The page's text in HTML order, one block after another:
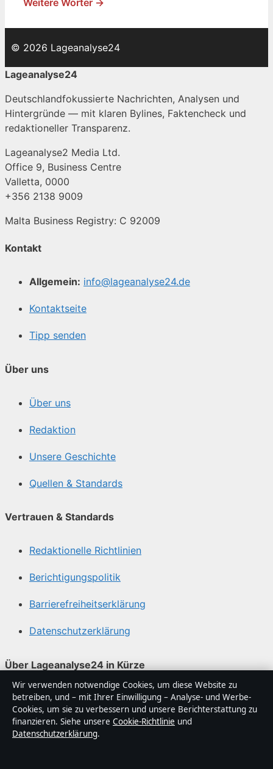
© 2026 Lageanalyse24
Lageanalyse24
Deutschlandfokussierte Nachrichten, Analysen und
Hintergründe — mit klaren Bylines, Faktencheck und
redaktioneller Transparenz.
Lageanalyse2 Media Ltd.
Office 9, Business Centre
Valletta, 0000
+356 2138 9009
Malta Business Registry: C 92009
Kontakt
Allgemein: info@lageanalyse24.de
Kontaktseite
Tipp senden
Über uns
Über uns
Redaktion
Unsere Geschichte
Quellen & Standards
Vertrauen & Standards
Redaktionelle Richtlinien
Berichtigungspolitik
Barrierefreiheitserklärung
Datenschutzerklärung
Über Lageanalyse24 in Kürze
Lageanalyse24 ist ein unabhängiger digitaler
Nachrichtenanbieter mit Fokus auf Politik, Wirtschaft,
Technik und Gesellschaft in Deutschland. Jeder Artikel
trägt eine Byline, wird von einem Redakteur geprüft und
Wir verwenden notwendige Cookies, um diese Website zu
betreiben, und – mit Ihrer Einwilligung – Analyse- und Werbe-
Cookies, um sie zu verbessern und unsere Berichterstattung zu
finanzieren. Siehe unsere Cookie-Richtlinie und
Datenschutzerklärung.